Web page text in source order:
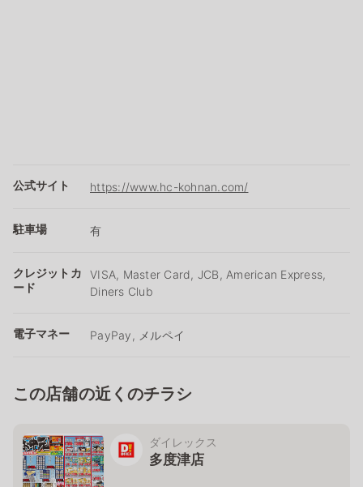
公式サイト https://www.hc-kohnan.com/
駐車場 有
クレジットカ
ード
VISA, Master Card, JCB, American Express,
Diners Club
電子マネー PayPay, メルペイ
この店舗の近くのチラシ
ダイレックス
多度津店